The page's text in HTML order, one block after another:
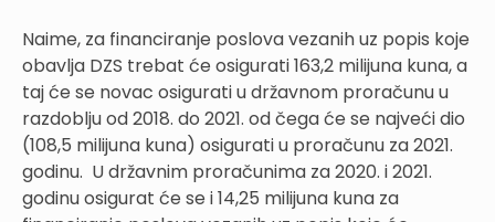
Naime, za financiranje poslova vezanih uz popis koje
obavlja DZS trebat će osigurati 163,2 milijuna kuna, a
taj će se novac osigurati u državnom proračunu u
razdoblju od 2018. do 2021. od čega će se najveći dio
(108,5 milijuna kuna) osigurati u proračunu za 2021.
godinu. U državnim proračunima za 2020. i 2021.
godinu osigurat će se i 14,25 milijuna kuna za